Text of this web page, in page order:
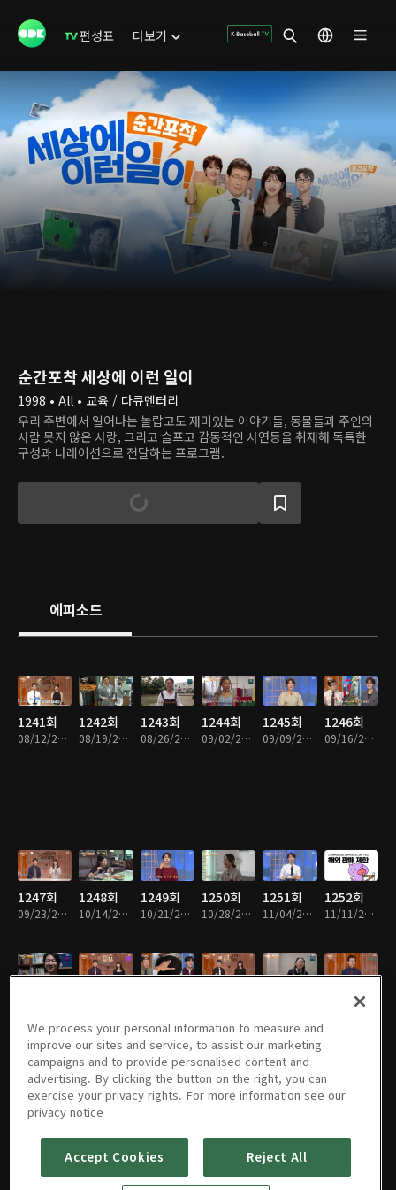
편성표 더보기
순간포착 세상에 이런 일이
1998 • All • 교육 / 다큐멘터리
우리 주변에서 일어나는 놀랍고도 재미있는 이야기들, 동물들과 주인의
사람 못지 않은 사랑, 그리고 슬프고 감동적인 사연등을 취재해 독특한
구성과 나레이션으로 전달하는 프로그램.
에피소드
1241회
08/12/2023 • 57분
1242회
08/19/2023 • 57분
1243회
08/26/2023 • 59분
1244회
09/02/2023 • 59분
1245회
09/09/2023 • 59분
1246회
09/16/2023 • 59분
1247회
09/23/2023 • 59분
1248회
10/14/2023 • 1시간
1249회
10/21/2023 • 58분
1250회
10/28/2023 • 55분
1251회
11/04/2023 • 58분
1252회
11/11/2023 • 57분
1258회
1259회
01/06/2024 • 58분
1260회 1261회 1262회 1263회 1264회
We process your personal information to measure and
improve our sites and service, to assist our marketing
campaigns and to provide personalised content and
advertising. By clicking the button on the right, you can
exercise your privacy rights. For more information see our
privacy notice
Accept Cookies Reject All